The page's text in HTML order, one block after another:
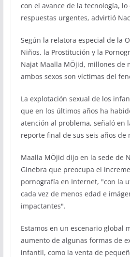
con el avance de la tecnología,
respuestas urgentes, advirtió
Según la relatora especial de la
Niños, la Prostitución y la
Najat Maalla MÖjid, millones de
ambos sexos son víctimas del
La explotación sexual de los
que en los últimos años ha
atención al problema, señaló en
reporte final de sus seis años de
Maalla MÖjid dijo en la sede de
Ginebra que preocupa el
pornografía en Internet, "con la
cada vez de menos edad e
impactantes".
Estamos en un escenario global
aumento de algunas formas de
infantil, como la venta de